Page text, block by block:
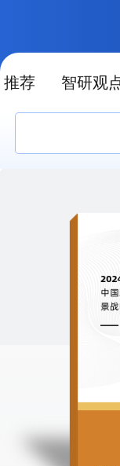
推荐 智研观